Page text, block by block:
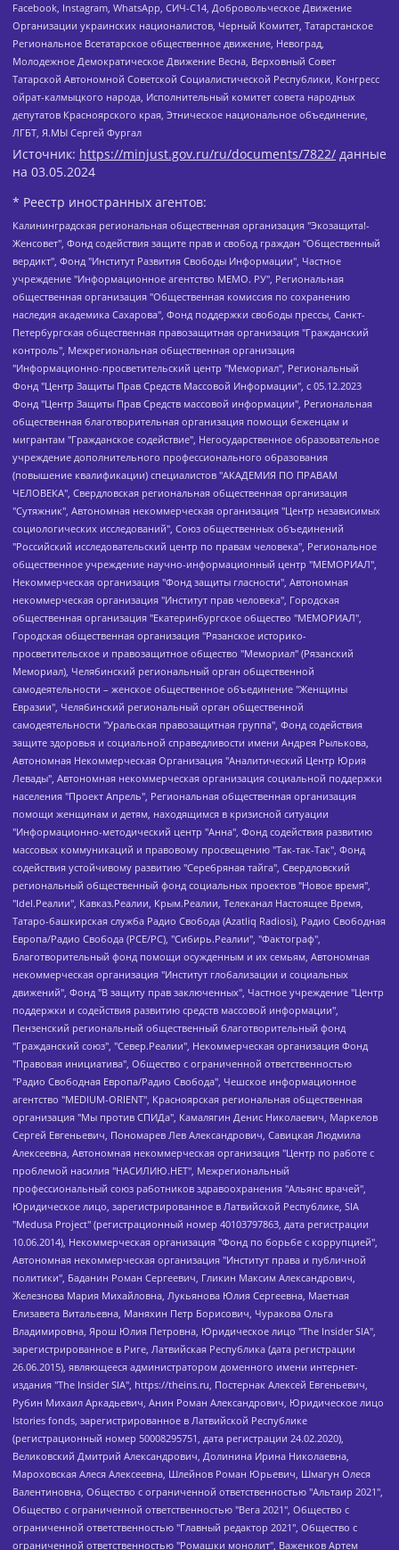
Facebook, Instagram, WhatsApp, СИЧ-С14, Добровольческое Движение
Организации украинских националистов, Черный Комитет, Татарстанское
Региональное Всетатарское общественное движение, Невоград,
Молодежное Демократическое Движение Весна, Верховный Совет
Татарской Автономной Советской Социалистической Республики, Конгресс
ойрат-калмыцкого народа, Исполнительный комитет совета народных
депутатов Красноярского края, Этническое национальное объединение,
ЛГБТ, Я.МЫ Сергей Фургал
Источник: https://minjust.gov.ru/ru/documents/7822/ данные
на 03.05.2024
* Реестр иностранных агентов:
Калининградская региональная общественная организация "Экозащита!-Женсовет", Фонд содействия защите прав и свобод граждан "Общественный вердикт", Фонд "Институт Развития Свободы Информации", Частное учреждение "Информационное агентство МЕМО. РУ", Региональная общественная организация "Общественная комиссия по сохранению наследия академика Сахарова", Фонд поддержки свободы прессы, Санкт-Петербургская общественная правозащитная организация "Гражданский контроль", Межрегиональная общественная организация "Информационно-просветительский центр "Мемориал", Региональный Фонд "Центр Защиты Прав Средств Массовой Информации", с 05.12.2023 Фонд "Центр Защиты Прав Средств массовой информации", Региональная общественная благотворительная организация помощи беженцам и мигрантам "Гражданское содействие", Негосударственное образовательное учреждение дополнительного профессионального образования (повышение квалификации) специалистов "АКАДЕМИЯ ПО ПРАВАМ ЧЕЛОВЕКА", Свердловская региональная общественная организация "Сутяжник", Автономная некоммерческая организация "Центр независимых социологических исследований", Союз общественных объединений "Российский исследовательский центр по правам человека", Региональное общественное учреждение научно-информационный центр "МЕМОРИАЛ", Некоммерческая организация "Фонд защиты гласности", Автономная некоммерческая организация "Институт прав человека", Городская общественная организация "Екатеринбургское общество "МЕМОРИАЛ", Городская общественная организация "Рязанское историко-просветительское и правозащитное общество "Мемориал" (Рязанский Мемориал), Челябинский региональный орган общественной самодеятельности – женское общественное объединение "Женщины Евразии", Челябинский региональный орган общественной самодеятельности "Уральская правозащитная группа", Фонд содействия защите здоровья и социальной справедливости имени Андрея Рылькова, Автономная Некоммерческая Организация "Аналитический Центр Юрия Левады", Автономная некоммерческая организация социальной поддержки населения "Проект Апрель", Региональная общественная организация помощи женщинам и детям, находящимся в кризисной ситуации "Информационно-методический центр "Анна", Фонд содействия развитию массовых коммуникаций и правовому просвещению "Так-так-Так", Фонд содействия устойчивому развитию "Серебряная тайга", Свердловский региональный общественный фонд социальных проектов "Новое время", "Idel.Реалии", Кавказ.Реалии, Крым.Реалии, Телеканал Настоящее Время, Татаро-башкирская служба Радио Свобода (Azatliq Radiosi), Радио Свободная Европа/Радио Свобода (PCE/PC), "Сибирь.Реалии", "Фактограф", Благотворительный фонд помощи осужденным и их семьям, Автономная некоммерческая организация "Институт глобализации и социальных движений", Фонд "В защиту прав заключенных", Частное учреждение "Центр поддержки и содействия развитию средств массовой информации", Пензенский региональный общественный благотворительный фонд "Гражданский союз", "Север.Реалии", Некоммерческая организация Фонд "Правовая инициатива", Общество с ограниченной ответственностью "Радио Свободная Европа/Радио Свобода", Чешское информационное агентство "MEDIUM-ORIENT", Красноярская региональная общественная организация "Мы против СПИДа", Камалягин Денис Николаевич, Маркелов Сергей Евгеньевич, Пономарев Лев Александрович, Савицкая Людмила Алексеевна, Автономная некоммерческая организация "Центр по работе с проблемой насилия "НАСИЛИЮ.НЕТ", Межрегиональный профессиональный союз работников здравоохранения "Альянс врачей", Юридическое лицо, зарегистрированное в Латвийской Республике, SIA "Medusa Project" (регистрационный номер 40103797863, дата регистрации 10.06.2014), Некоммерческая организация "Фонд по борьбе с коррупцией", Автономная некоммерческая организация "Институт права и публичной политики", Баданин Роман Сергеевич, Гликин Максим Александрович, Железнова Мария Михайловна, Лукьянова Юлия Сергеевна, Маетная Елизавета Витальевна, Маняхин Петр Борисович, Чуракова Ольга Владимировна, Ярош Юлия Петровна, Юридическое лицо "The Insider SIA", зарегистрированное в Риге, Латвийская Республика (дата регистрации 26.06.2015), являющееся администратором доменного имени интернет-издания "The Insider SIA", https://theins.ru, Постернак Алексей Евгеньевич, Рубин Михаил Аркадьевич, Анин Роман Александрович, Юридическое лицо Istories fonds, зарегистрированное в Латвийской Республике (регистрационный номер 50008295751, дата регистрации 24.02.2020), Великовский Дмитрий Александрович, Долинина Ирина Николаевна, Мароховская Алеся Алексеевна, Шлейнов Роман Юрьевич, Шмагун Олеся Валентиновна, Общество с ограниченной ответственностью "Альтаир 2021", Общество с ограниченной ответственностью "Вега 2021", Общество с ограниченной ответственностью "Главный редактор 2021", Общество с ограниченной ответственностью "Ромашки монолит", Важенков Артем Валерьевич, Ивановская областная общественная организация "Центр гендерных исследований", Гурман Юрий Альбертович, Медиапроект "ОВД-Инфо", Егоров Владимир Владимирович, Жилинский Владимир Александрович, Общество с ограниченной ответственностью "ЗП", Иванова София Юрьевна, Карезина Инна Павловна, Кильтау Екатерина Викторовна, Петров Алексей Викторович, Пискунов Сергей Евгеньевич, Смирнов Сергей Сергеевич, Тихонов Михаил Сергеевич, Общество с ограниченной ответственностью "ЖУРНАЛИСТ-ИНОСТРАННЫЙ АГЕНТ", Арапова Галина Юрьевна, Вольтская Татьяна Анатольевна, Американская компания "Mason G.E.S. Anonymous Foundation" (США), являющаяся владельцем интернет-издания https://mnews.world/, Компания "Stichting Bellingcat", зарегистрированная в Нидерландах (дата регистрации 11.07.2018), Захаров Андрей Вячеславович, Клепиковская Екатерина Дмитриевна, Общество с ограниченной ответственностью "МЕМО", Перл Роман Александрович, Симонов Евгений Алексеевич, Соловьева Елена Анатольевна, Сотников Даниил Владимирович, Сурначева Елизавета Дмитриевна, Автономная некоммерческая организация по защите прав человека и информированию населения "Якутия – Наше Мнение", Общество с ограниченной ответственностью "Москоу диджитал медиа", с 26.01.2023 Общество с ограниченной ответственностью "Чайка Белые сады", Ветошкина Валерия Валерьевна, Заговора Максим Александрович, Межрегиональное общественное движение "Российская ЛГБТ - сеть", Оленичев Максим Владимирович, Павлов Иван Юрьевич, Скворцова Елена Сергеевна, Общество с ограниченной ответственностью "Как бы инагент", Кочетков Игорь Викторович, Общество с ограниченной ответственностью "Честные выборы", Еланчик Олег Александрович, Общество с ограниченной ответственностью "Нобелевский призыв", Гималова Регина Эмилевна, Григорьев Андрей Валерьевич, Григорьева Алина Александровна, Ассоциация по содействию защите прав призывников, альтернативнослужащих и военнослужащих "Правозащитная группа "Гражданин.Армия.Право", Хисамова Регина Фаритовна, Автономная некоммерческая организация по реализации социально-правовых программ "Лилит", Дальневосточное общественное движение "Маяк", Санкт-Петербургская ЛГБТ-инициативная группа "Выход", Инициативная группа ЛГБТ+ "Реверс", Алексеев Андрей Викторович, Бекбулатова Таисия Львовна, Беляев Иван Михайлович, Владыкина Елена Сергеевна, Гельман Марат Александрович, Никульшина Вероника Юрьевна, Толоконникова Надежда Андреевна, Шендерович Виктор Анатольевич, Общество с ограниченной ответственностью "Данное сообщение", Общество с ограниченной ответственностью Издательский дом "Новая глава", Айнбиндер Александра Александровна, Московский комьюнити-центр для ЛГБТ+инициатив, Благотворительный фонд развития филантропии, Deutsche Welle (Германия, Kurt-Schumacher-Strasse 3, 53113 Bonn), Борзунова Мария Михайловна, Воробьев Виктор Викторович, Голубева Анна Львовна, Константинова Алла Михайловна, Малкова Ирина Владимировна, Мурадов Мурад Абдулгалимович, Осетинская Елизавета Николаевна, Понасенков Евгений Николаевич, Ганапольский Матвей Юрьевич, Киселев Евгений Алексеевич, Борухович Ирина Григорьевна, Дремин Иван Тимофеевич, Дубровский Дмитрий Викторович, Красноярская региональная общественная организация поддержки и развития альтернативных образовательных технологий и межкультурных коммуникаций "ИНТЕРРА", Маяковская Екатерина Алексеевна, Фейгин Марк Захарович, Филимонов Андрей Викторович, Дзугкоева Регина Николаевна, Доброхотов Роман Александрович, Дудь Юрий Александрович, Елкин Сергей Владимирович, Кругликов Кирилл Игоревич, Сабунаева Мария Леонидовна, Семенов Алексей Владимирович, Шаинян Карен Багратович, Шульман Екатерина Михайловна, Асафьев Артур Валерьевич, Вахштайн Виктор Семенович, Венедиктов Алексей Алексеевич, Лушникова Екатерина Евгеньевна, Волков Леонид Михайлович, Невзоров Александр Глебович, Пархоменко Сергей Борисович, Сироткин Ярослав Николаевич, Кара-Мурза Владимир Владимирович, Баранова Наталья Владимировна, Гозман Леонид Яковлевич, Кагарлицкий Борис Юльевич, Климарев Михаил Валерьевич, Милов Владимир Станиславович, Автономная некоммерческая организация Краснодарский центр современного искусства "Типография", Моргенштерн Алишер Тагирович, Соболь Любовь Эдуардовна, Общество с ограниченной ответственностью "ЛИЗА НОРМ", Каспаров Гарри Кимович, Ходорковский Михаил Борисович, Общество с ограниченной ответственностью "Апрельские тезисы", Данилович Ирина Брониславовна, Кашин Олег Владимирович, Петров Николай Владимирович, Пивоваров Алексей Владимирович, Соколов Михаил Владимирович, Цветкова Юлия Владимировна, Чичваркин Евгений Александрович, Комитет против пыток/Команда против пыток, Общество с ограниченной ответственностью "Первый научный", Общество с ограниченной ответственностью "Вертолет и ко", Белоцерковская Вероника Борисовна, Кац Максим Евгеньевич, Лазарева Татьяна Юрьевна, Шаведдинов Руслан Табризович, Яшин Илья Валерьевич, Общество с ограниченной ответственностью "Иноагент ААВ", Алешковский Дмитрий Петрович, Альбац Евгения Марковна, Быков Дмитрий Львович, Галямина Юлия Евгеньевна, Лойко Сергей Леонидович, Мартынов Кирилл Константинович, Медведев Сергей Александрович, Крашенинников Федор Геннадиевич, Гордеева Катерина Вл